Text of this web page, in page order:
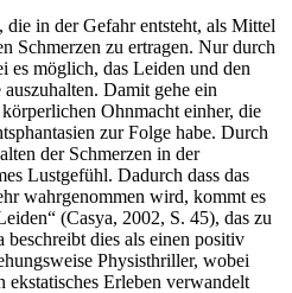
die in der Gefahr entsteht, als Mittel
Schmerzen zu ertragen. Nur durch
es möglich, das Leiden und den
Damit gehe ein
Ohnmacht einher, die
zur Folge habe. Durch
der Schmerzen in der
Lustgefühl. Dadurch dass das
wahrgenommen wird, kommt es
(Casya, 2002, S. 45), das zu
dies als einen positiv
Physisthriller, wobei
ekstatisches Erleben verwandelt